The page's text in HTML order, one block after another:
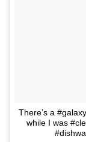
There’s a
while I was